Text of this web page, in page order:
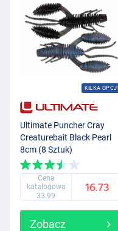
KILKA OPCJI
Ultimate Puncher Cray
Creaturebait Black Pearl
8cm (8 Sztuk)
Cena
katalogowa
33.99
16.73
Zobacz